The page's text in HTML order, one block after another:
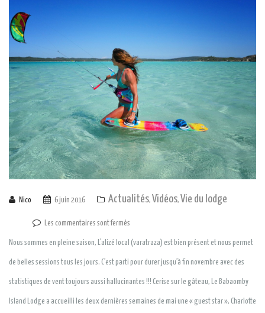
Nico 6 juin 2016 Actualités, Vidéos, Vie du lodge
Les commentaires sont fermés
Nous sommes en pleine saison, L’alizé local (varatraza) est bien présent et nous permet
de belles sessions tous les jours. C’est parti pour durer jusqu’à fin novembre avec des
statistiques de vent toujours aussi hallucinantes !!! Cerise sur le gâteau, Le Babaomby
Island Lodge a accueilli les deux dernières semaines de mai une « guest star », Charlotte